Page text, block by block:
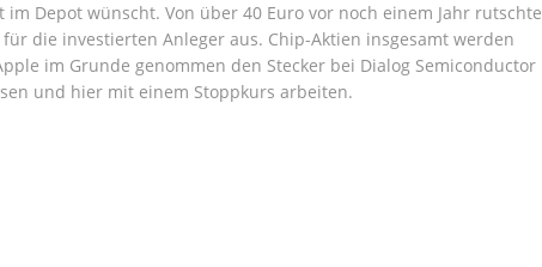
Depot wünscht. Von über 40 Euro vor noch einem Jahr rutschte
die investierten Anleger aus. Chip-Aktien insgesamt werden
im Grunde genommen den Stecker bei Dialog Semiconductor
und hier mit einem Stoppkurs arbeiten.